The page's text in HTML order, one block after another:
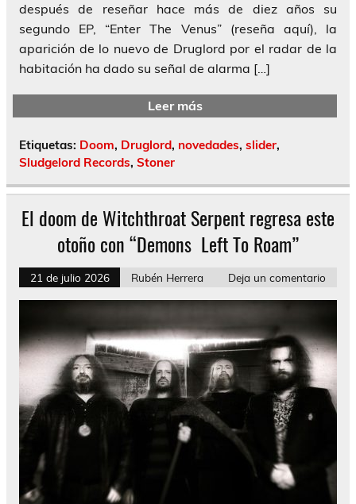
después de reseñar hace más de diez años su
segundo EP, “Enter The Venus” (reseña aquí), la
aparición de lo nuevo de Druglord por el radar de la
habitación ha dado su señal de alarma […]
Leer más
Etiquetas: Doom, Druglord, novedades, slider,
Sludgelord Records, Stoner
El doom de Witchthroat Serpent regresa este
otoño con “Demons Left To Roam”
21 de julio 2026 Rubén Herrera Deja un comentario